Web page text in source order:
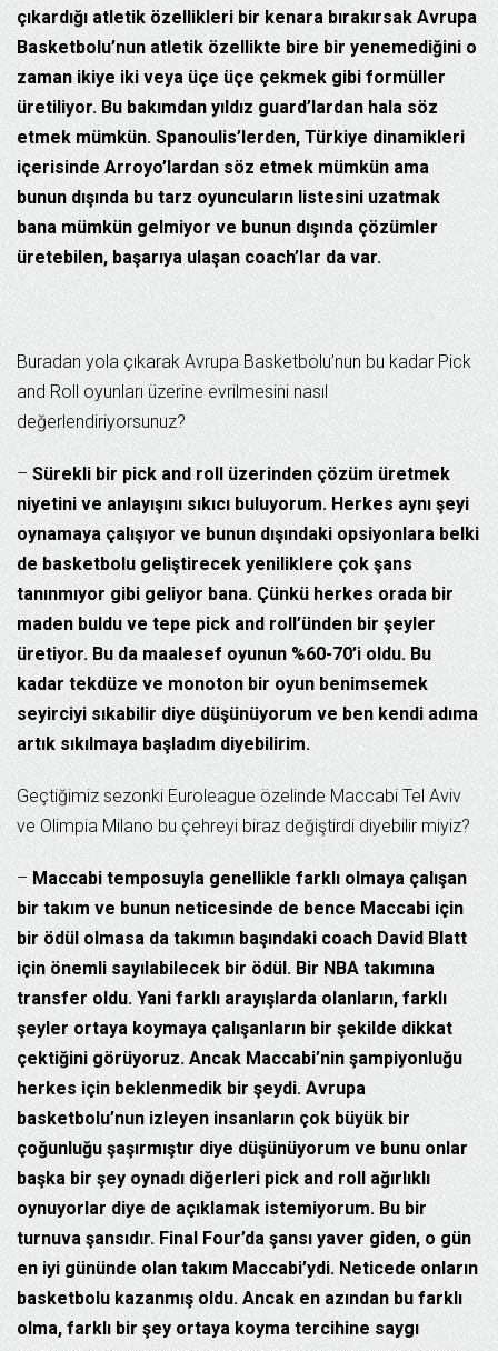
çıkardığı atletik özellikleri bir kenara bırakırsak Avrupa
Basketbolu’nun atletik özellikte bire bir yenemediğini o
zaman ikiye iki veya üçe üçe çekmek gibi formüller
üretiliyor. Bu bakımdan yıldız guard’lardan hala söz
etmek mümkün. Spanoulis’lerden, Türkiye dinamikleri
içerisinde Arroyo’lardan söz etmek mümkün ama
bunun dışında bu tarz oyuncuların listesini uzatmak
bana mümkün gelmiyor ve bunun dışında çözümler
üretebilen, başarıya ulaşan coach’lar da var.
Buradan yola çıkarak Avrupa Basketbolu’nun bu kadar Pick
and Roll oyunları üzerine evrilmesini nasıl
değerlendiriyorsunuz?
–Sürekli bir pick and roll üzerinden çözüm üretmek
niyetini ve anlayışını sıkıcı buluyorum. Herkes aynı şeyi
oynamaya çalışıyor ve bunun dışındaki opsiyonlara belki
de basketbolu geliştirecek yeniliklere çok şans
tanınmıyor gibi geliyor bana. Çünkü herkes orada bir
maden buldu ve tepe pick and roll’ünden bir şeyler
üretiyor. Bu da maalesef oyunun %60-70’i oldu. Bu
kadar tekdüze ve monoton bir oyun benimsemek
seyirciyi sıkabilir diye düşünüyorum ve ben kendi adıma
artık sıkılmaya başladım diyebilirim.
Geçtiğimiz sezonki Euroleague özelinde Maccabi Tel Aviv
ve Olimpia Milano bu çehreyi biraz değiştirdi diyebilir miyiz?
– Maccabi temposuyla genellikle farklı olmaya çalışan
bir takım ve bunun neticesinde de bence Maccabi için
bir ödül olmasa da takımın başındaki coach David Blatt
için önemli sayılabilecek bir ödül. Bir NBA takımına
transfer oldu. Yani farklı arayışlarda olanların, farklı
şeyler ortaya koymaya çalışanların bir şekilde dikkat
çektiğini görüyoruz. Ancak Maccabi’nin şampiyonluğu
herkes için beklenmedik bir şeydi. Avrupa
basketbolu’nun izleyen insanların çok büyük bir
çoğunluğu şaşırmıştır diye düşünüyorum ve bunu onlar
başka bir şey oynadı diğerleri pick and roll ağırlıklı
oynuyorlar diye de açıklamak istemiyorum. Bu bir
turnuva şansıdır. Final Four’da şansı yaver giden, o gün
en iyi gününde olan takım Maccabi’ydi. Neticede onların
basketbolu kazanmış oldu. Ancak en azından bu farklı
olma, farklı bir şey ortaya koyma tercihine saygı